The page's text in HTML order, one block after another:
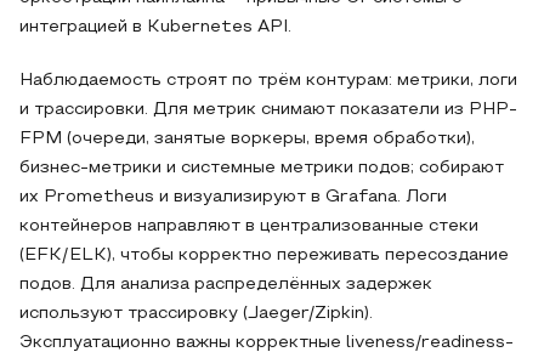
интеграцией в Kubernetes API.
Наблюдаемость строят по трём контурам: метрики, логи
и трассировки. Для метрик снимают показатели из PHP-
FPM (очереди, занятые воркеры, время обработки),
бизнес-метрики и системные метрики подов; собирают
их Prometheus и визуализируют в Grafana. Логи
контейнеров направляют в централизованные стеки
(EFK/ELK), чтобы корректно переживать пересоздание
подов. Для анализа распределённых задержек
используют трассировку (Jaeger/Zipkin).
Эксплуатационно важны корректные liveness/readiness-